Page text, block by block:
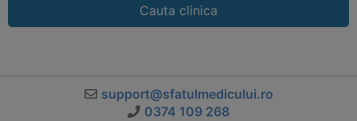
Cauta clinica
support@sfatulmedicului.ro
0374 109 268